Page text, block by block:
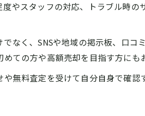
やスタッフの対応、トラブル時の
なく、SNSや地域の掲示板、口コ
ての方や高額売却を目指す方にも
無料査定を受けて自分自身で確認